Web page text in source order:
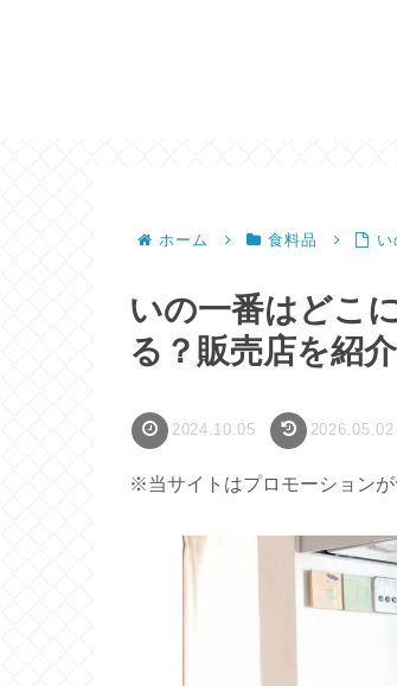
ホーム 食料品
いの一番はどこ
る？販売店を紹介
2024.10.05 2026.05.02
※当サイトはプロモーション